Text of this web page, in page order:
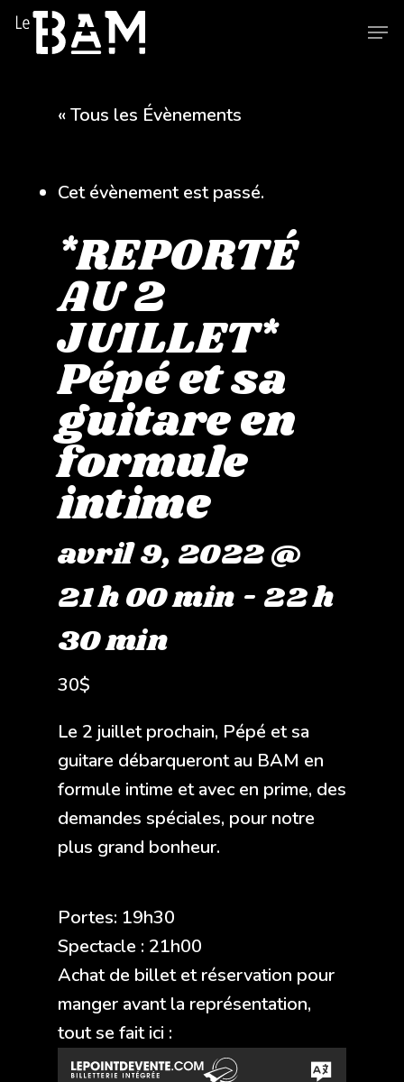
Skip
« Tous les Évènements
Cet évènement est passé.
*REPORTÉ
AU 2
JUILLET*
Pépé et sa
guitare en
formule
intime
avril 9, 2022 @
21 h 00 min - 22 h
30 min
30$
Le 2 juillet prochain, Pépé et sa
guitare débarqueront au BAM en
formule intime et avec en prime, des
demandes spéciales, pour notre
plus grand bonheur.
Portes: 19h30
Spectacle : 21h00
Achat de billet et réservation pour
manger avant la représentation,
tout se fait ici :